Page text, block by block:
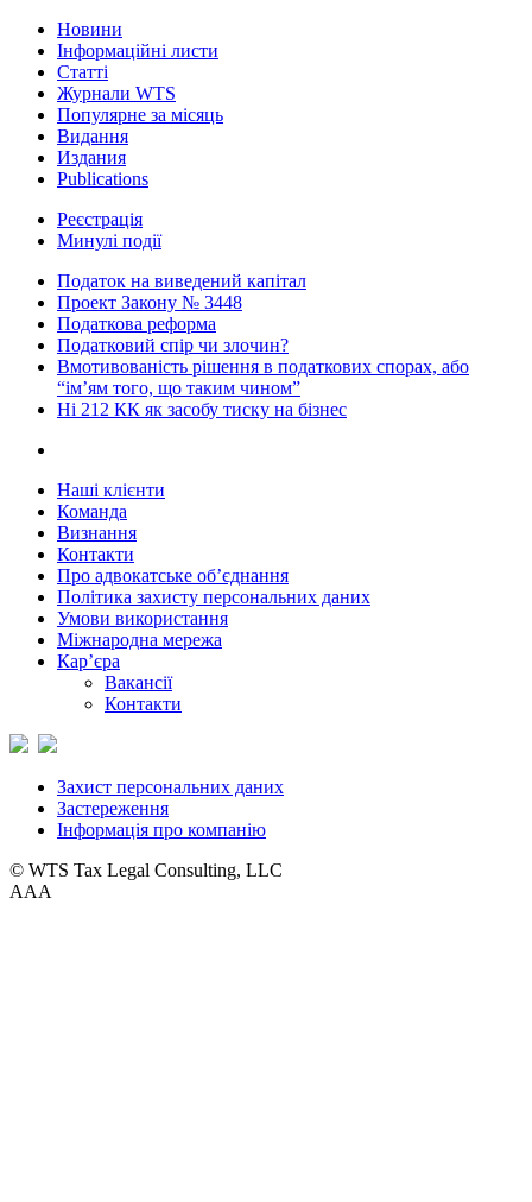
Новини
Інформаційні листи
Статті
Журнали WTS
Популярне за місяць
Видання
Издания
Publications
Реєстрація
Минулі події
Податок на виведений капітал
Проект Закону № 3448
Податкова реформа
Податковий спір чи злочин?
Вмотивованість рішення в податкових спорах, або
“ім’ям того, що таким чином”
Ні 212 КК як засобу тиску на бізнес
Наші клієнти
Команда
Визнання
Контакти
Про адвокатське об’єднання
Політика захисту персональних даних
Умови використання
Міжнародна мережа
Кар’єра
Вакансії
Контакти
Захист персональних даних
Застереження
Інформація про компанію
© WTS Tax Legal Consulting, LLC
AAA